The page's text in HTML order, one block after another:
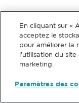
En cliquant sur «
acceptez le
pour améliorer la
l’utilisation du
marketing.
Paramètres des